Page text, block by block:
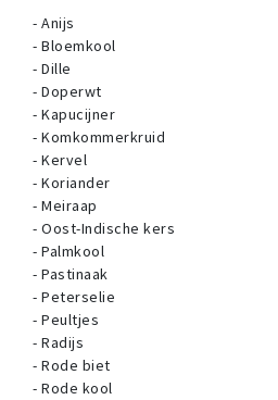
- Anijs
- Bloemkool
- Dille
- Doperwt
- Kapucijner
- Komkommerkruid
- Kervel
- Koriander
- Meiraap
- Oost-Indische kers
- Palmkool
- Pastinaak
- Peterselie
- Peultjes
- Radijs
- Rode biet
- Rode kool